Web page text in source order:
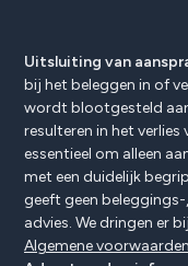
Uitsluiting van
bij het beleggen in of
wordt blootgesteld
resulteren in het verlies
essentieel om alleen
met een duidelijk
geeft geen
advies. We dringen er
Algemene voorwaarden